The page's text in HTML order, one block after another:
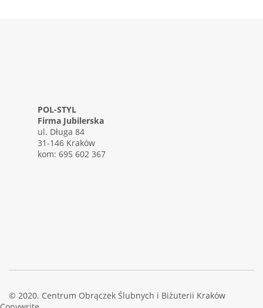
POL-STYL
Firma Jubilerska
ul. Długa 84
31-146 Kraków
kom: 695 602 367
© 2020. Centrum Obrączek Ślubnych i Biżuterii Kraków